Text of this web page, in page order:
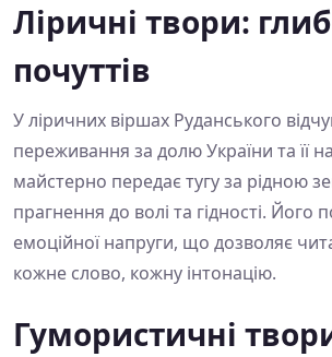
Ліричні твори:
почуттів
У ліричних віршах Руданського
переживання за долю України та її
майстерно передає тугу за рідною
прагнення до волі та гідності. Його
емоційної напруги, що дозволяє
кожне слово, кожну інтонацію.
Гумористичні